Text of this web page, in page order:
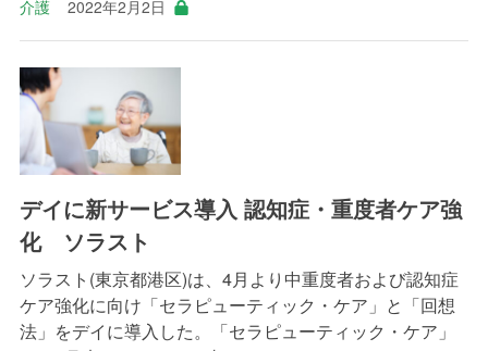
介護 2022年2月2日
デイに新サービス導入 認知症・重度者ケア強
化 ソラスト
ソラスト(東京都港区)は、4月より中重度者および認知症
ケア強化に向け「セラピューティック・ケア」と「回想
法」をデイに導入した。「セラピューティック・ケア」